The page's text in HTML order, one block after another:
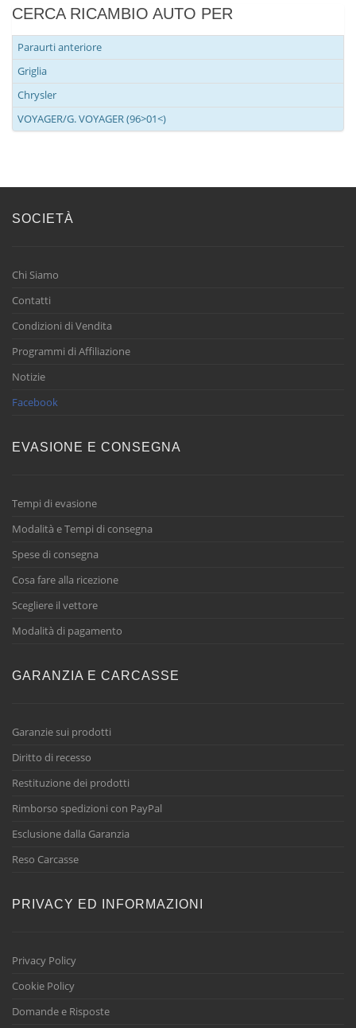
CERCA RICAMBIO AUTO PER
Paraurti anteriore
Griglia
Chrysler
VOYAGER/G. VOYAGER (96>01<)
SOCIETÀ
Chi Siamo
Contatti
Condizioni di Vendita
Programmi di Affiliazione
Notizie
Facebook
EVASIONE E CONSEGNA
Tempi di evasione
Modalità e Tempi di consegna
Spese di consegna
Cosa fare alla ricezione
Scegliere il vettore
Modalità di pagamento
GARANZIA E CARCASSE
Garanzie sui prodotti
Diritto di recesso
Restituzione dei prodotti
Rimborso spedizioni con PayPal
Esclusione dalla Garanzia
Reso Carcasse
PRIVACY ED INFORMAZIONI
Privacy Policy
Cookie Policy
Domande e Risposte